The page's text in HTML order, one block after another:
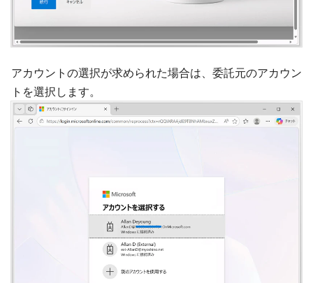
アカウントの選択が求められた場合は、委託元のアカウン
トを選択します。